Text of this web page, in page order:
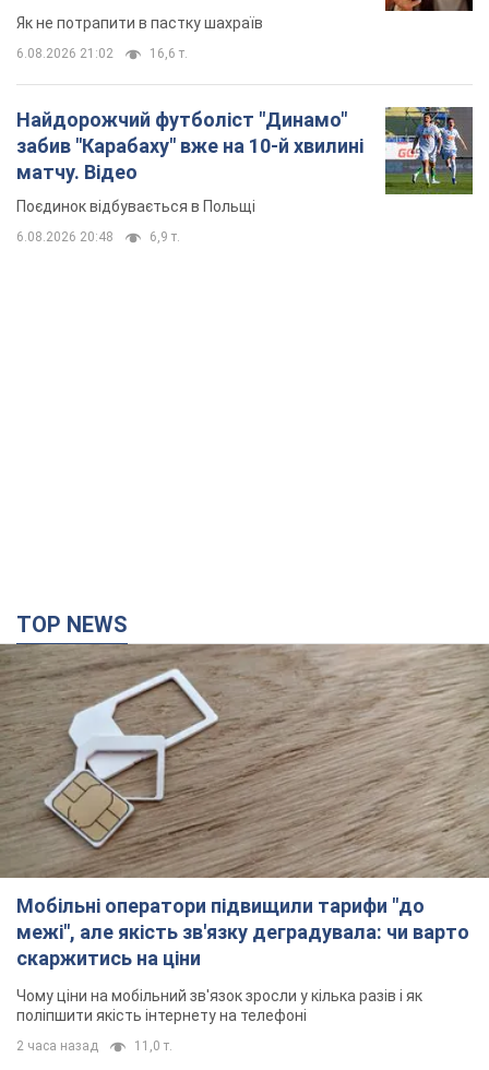
6.08.2026 20:48 6,9 т.
Мобільні оператори підвищили тарифи "до
межі", але якість зв'язку деградувала: чи варто
скаржитись на ціни
Чому ціни на мобільний зв'язок зросли у кілька разів і як
поліпшити якість інтернету на телефоні
2 часа назад 11,0 т.
В окупованій Ялті прогриміли потужні вибухи:
валить чорний дим. Фото і відео
Місто, ймовірно, опинилося під атакою дронів
28 минут назад
У Коблевому на Миколаївщині стався вибух у